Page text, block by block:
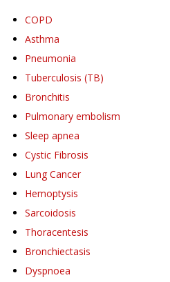
COPD
Asthma
Pneumonia
Tuberculosis (TB)
Bronchitis
Pulmonary embolism
Sleep apnea
Cystic Fibrosis
Lung Cancer
Hemoptysis
Sarcoidosis
Thoracentesis
Bronchiectasis
Dyspnoea